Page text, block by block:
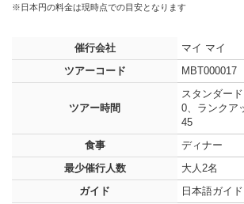
※日本円の料金は現時点での目安となります
催行会社 マイ マイ
ツアーコード MBT000017
ツアー時間
スタンダー
0、ランクア
45
食事 ディナー
最少催行人数 大人2名
ガイド 日本語ガイド